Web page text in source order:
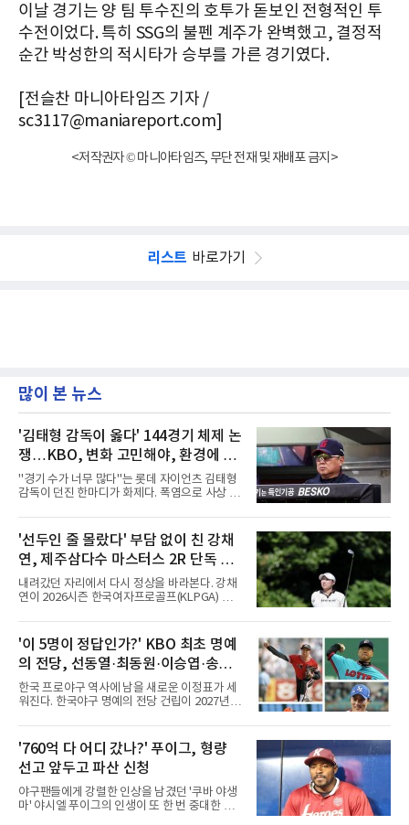
이날 경기는 양 팀 투수진의 호투가 돋보인 전형적인 투
수전이었다. 특히 SSG의 불펜 계주가 완벽했고, 결정적
순간 박성한의 적시타가 승부를 가른 경기였다.
[전슬찬 마니아타임즈 기자 /
sc3117@maniareport.com]
<저작권자 © 마니아타임즈, 무단 전재 및 재배포 금지>
리스트 바로가기
많이 본 뉴스
'김태형 감독이 옳다' 144경기 체제 논
쟁…KBO, 변화 고민해야, 환경에 맞
는 경기 수가 바람직
"경기 수가 너무 많다"는 롯데 자이언츠 김태형
감독이 던진 한마디가 화제다. 폭염으로 사상 초
독은 단순히 더위를 이야기하지 않았다. 우천,
폭염, 부상 등 변수가 늘어나는 현실에서 현재
팀당 144경기 체제가 과연 지속 가능한지 질문
을 던졌다.물론 144경기가 세계적으로 특별히
많은 숫자는 아니다. 메이저리그는 팀당 162경
기, 일본프로야구도 143~144경기를 치른다. 숫
자만 놓고 보면 KBO가 유난히 혹사 구조라고 말
비교하기 어려울 정도로 폭염이 길어지고 강해
지고 있다. 여기에 장마, 이
'선두인 줄 몰랐다' 부담 없이 친 강채
연, 제주삼다수 마스터스 2R 단독 선
두
내려갔던 자리에서 다시 정상을 바라본다. 강채
연이 2026시즌 한국여자프로골프(KLPGA) 투어
억 원, 우승상금 1억8000만 원) 2라운드에서 단
독 선두로 도약했다.강채연은 7일 제주도 서귀
포의 테디밸리 골프앤리조트(파72)에서 열린 2
라운드에서 버디 5개와 보기 1개를 묶어 4언더
파 68타를 쳤다. 중간합계 9언더파 135타로 전
날 공동 4위에서 선두로 올라섰다. 공동 2위 그
룹(8언더파 136타)과는 한 타 차다.이 대회는 그
받았으나, 지난해 상금순위 75위에 그쳐 시드순
위전으로 밀렸고 본선에서도 78위에
'이 5명이 정답인가?' KBO 최초 명예
의 전당, 선동열·최동원·이승엽·송진
우·김응용을 둘러싼 논쟁
한국 프로야구 역사에 남을 새로운 이정표가 세
워진다. 한국야구 명예의 전당 건립이 2027년으
문으로 향하고 있다. "누가 한국 야구 최초의 명
예의 전당 헌액자가 될 것인가?"현재 가장 많이
거론되는 후보군은 선동열, 최동원, 이승엽, 송
진우, 그리고 김응용 감독이다. 한국 야구의 시
대별 상징성과 업적을 고려하면 충분히 설득력
있는 이름들이다.선동열은 한국 야구가 배출한
최고의 투수로 평가받는다. 해태 시절 통산 146
'760억 다 어디 갔나?' 푸이그, 형량
선고 앞두고 파산 신청
야구팬들에게 강렬한 인상을 남겼던 '쿠바 야생
마' 야시엘 푸이그의 인생이 또 한 번 중대한 갈